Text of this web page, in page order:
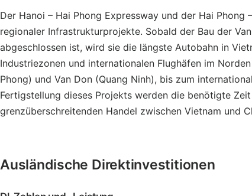
Der Hanoi – Hai Phong Expressway und der Hai
regionaler Infrastrukturprojekte. Sobald der Bau der
abgeschlossen ist, wird sie die längste Autobahn in
Industriezonen und internationalen Flughäfen im
Phong) und Van Don (Quang Ninh), bis zum
Fertigstellung dieses Projekts werden die benötigte
grenzüberschreitenden Handel zwischen Vietnam und
Ausländische Direktinvestitionen